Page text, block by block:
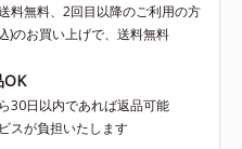
料無料、2回目以降のご利用の方
)のお買い上げで、送料無料
OK
30日以内であれば返品可能
スが負担いたします